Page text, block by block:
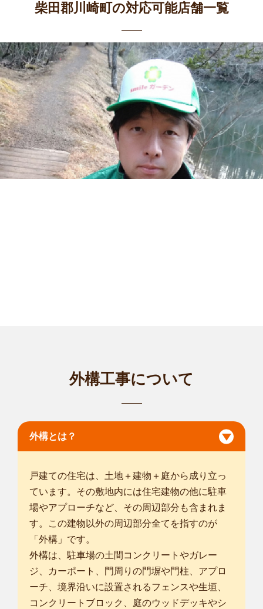
柴田郡川崎町の対応可能店舗一覧
はじめまして。smileガーデン仙台太白店の宇野 ⻫と申しま
仙台市青葉区
仙台市太白区/仙台
/塩竈市/名取市 刈田郡蔵王町
亘理郡山元町/ 宮城郡松島町/宮城郡七ヶ浜町/宮城郡利府
黒川郡大和町 黒川郡大郷町 黒川郡大衡村
外構工事について
外構とは？
戸建ての住宅は、土地＋建物＋庭から成り立っ
ています。その敷地内には住宅建物の他に駐車
場やアプローチなど、その周辺部分も含まれま
す。この建物以外の周辺部分全てを指すのが
「外構」です。
外構は、駐車場の土間コンクリートやガレー
ジ、カーポート、門周りの門塀や門柱、アプロ
ーチ、境界沿いに設置されるフェンスや生垣、
コンクリートブロック、庭のウッドデッキやシ